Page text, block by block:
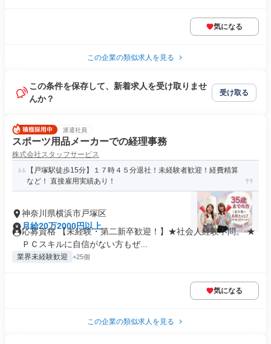
気になる
この企業の類似求人を見る
この条件を保存して、新着求人を受け取りませ
んか？
受け取る
派遣社員
スポーツ用品メーカーでの経理事務
株式会社スタッフサービス
【戸塚駅徒歩15分】１７時４５分退社！未経験者歓迎！経費精算
など！ 直接雇用実績あり！
神奈川県横浜市戸塚区
月給20万2000円以上
応募資格 【未経験・第二新卒歓迎！】★社会人経験不問。 ★
ＰＣスキルに自信がない方もぜ...
業界未経験歓迎 +25個
気になる
この企業の類似求人を見る